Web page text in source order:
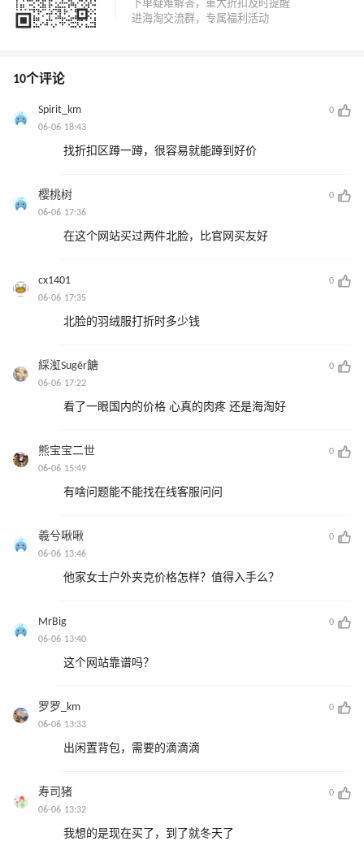
10个评论
Spirit_km
0
06-06 18:43
找折扣区蹲一蹲，很容易就能蹲到好价
樱桃树
0
06-06 17:36
在这个网站买过两件北脸，比官网买友好
cx1401
0
06-06 17:35
北脸的羽绒服打折时多少钱
綵渱Sugēr餹
0
06-06 17:22
看了一眼国内的价格 心真的肉疼 还是海淘好
熊宝宝二世
0
06-06 15:49
有啥问题能不能找在线客服问问
羲兮啾啾
0
06-06 13:46
他家女士户外夹克价格怎样？值得入手么？
MrBig
0
06-06 13:40
这个网站靠谱吗？
罗罗_km
0
06-06 13:33
出闲置背包，需要的滴滴滴
寿司猪
0
06-06 13:32
我想的是现在买了，到了就冬天了